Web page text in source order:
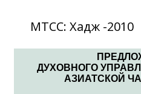
МТСС: Хадж -2010
ДУХОВНОГО
АЗИАТСКОЙ